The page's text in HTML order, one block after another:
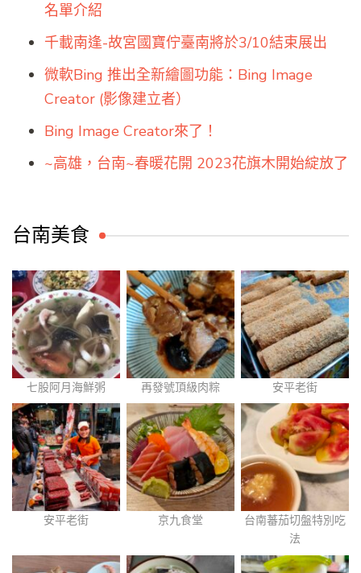
名單介紹
千載南逢-故宮國寶佇臺南將於3/10結束展出
微軟Bing 推出全新繪圖功能：Bing Image
Creator (影像建立者）
Bing Image Creator來了！
~高雄，台南~春暖花開 2023花旗木開始綻放了
台南美食
七股阿月海鮮粥 再發號頂級肉粽 安平老街
安平老街 京九食堂
台南蕃茄切盤特別吃
法